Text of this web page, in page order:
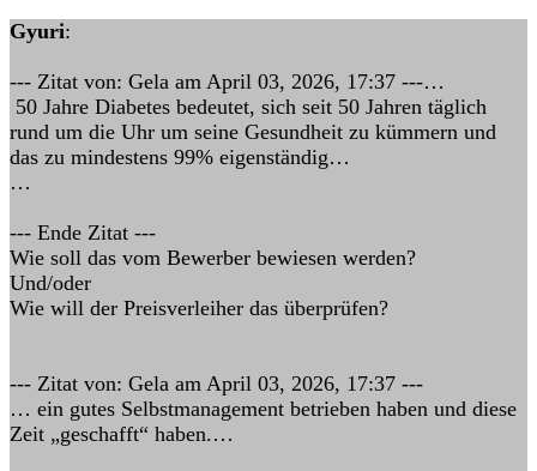
Gyuri:
--- Zitat von: Gela am April 03, 2026, 17:37 ---…
50 Jahre Diabetes bedeutet, sich seit 50 Jahren täglich
rund um die Uhr um seine Gesundheit zu kümmern und
das zu mindestens 99% eigenständig…
…
--- Ende Zitat ---
Wie soll das vom Bewerber bewiesen werden?
Und/oder
Wie will der Preisverleiher das überprüfen?
--- Zitat von: Gela am April 03, 2026, 17:37 ---
… ein gutes Selbstmanagement betrieben haben und diese
Zeit „geschafft“ haben.…